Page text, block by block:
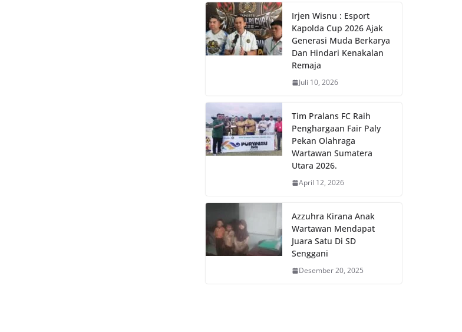
Irjen Wisnu : Esport
Kapolda Cup 2026 Ajak
Generasi Muda Berkarya
Dan Hindari Kenakalan
Remaja
Juli 10, 2026
Tim Pralans FC Raih
Penghargaan Fair Paly
Pekan Olahraga
Wartawan Sumatera
Utara 2026.
April 12, 2026
Azzuhra Kirana Anak
Wartawan Mendapat
Juara Satu Di SD
Senggani
Desember 20, 2025